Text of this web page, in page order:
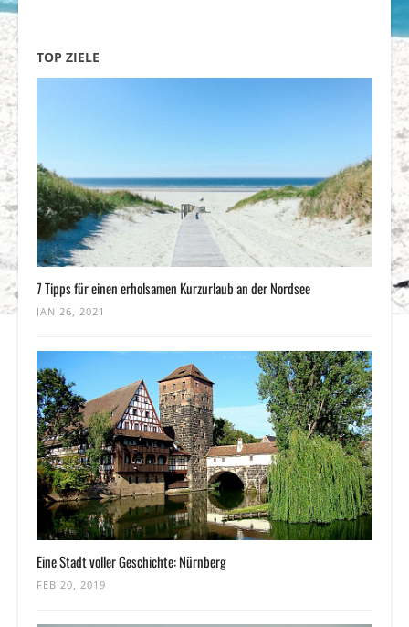
TOP ZIELE
7 Tipps für einen erholsamen Kurzurlaub an der Nordsee
JAN 26, 2021
Eine Stadt voller Geschichte: Nürnberg
FEB 20, 2019